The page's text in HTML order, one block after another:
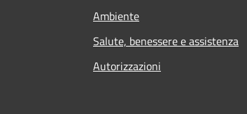
Ambiente
Salute, benessere e assistenza
Autorizzazioni